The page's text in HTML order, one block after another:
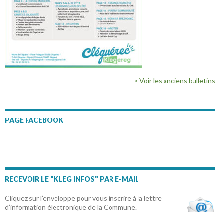
> Voir les anciens bulletins
PAGE FACEBOOK
RECEVOIR LE "KLEG INFOS" PAR E-MAIL
Cliquez sur l’enveloppe pour vous inscrire à la lettre
d’information électronique de la Commune.